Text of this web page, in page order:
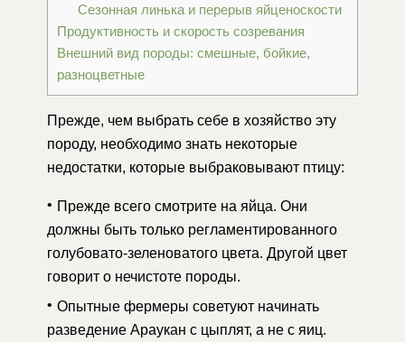
Сезонная линька и перерыв яйценоскости
Продуктивность и скорость созревания
Внешний вид породы: смешные, бойкие,
разноцветные
Прежде, чем выбрать себе в хозяйство эту
породу, необходимо знать некоторые
недостатки, которые выбраковывают птицу:
Прежде всего смотрите на яйца. Они
должны быть только регламентированного
голубовато-зеленоватого цвета. Другой цвет
говорит о нечистоте породы.
Опытные фермеры советуют начинать
разведение Араукан с цыплят, а не с яиц.